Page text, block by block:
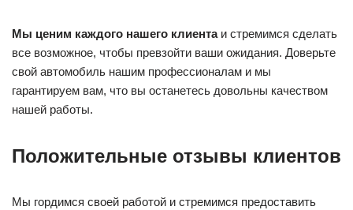
Мы ценим каждого нашего клиентаи стремимся сделать
все возможное, чтобы превзойти ваши ожидания. Доверьте
свой автомобиль нашим профессионалам и мы
гарантируем вам, что вы останетесь довольны качеством
нашей работы.
Положительные отзывы клиентов
Мы гордимся своей работой и стремимся предоставить